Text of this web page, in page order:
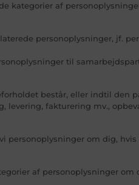
af
personoplysninger, jf.
til
består, eller indtil den
levering, fakturering mv.,
om dig,
af personoplysninger om